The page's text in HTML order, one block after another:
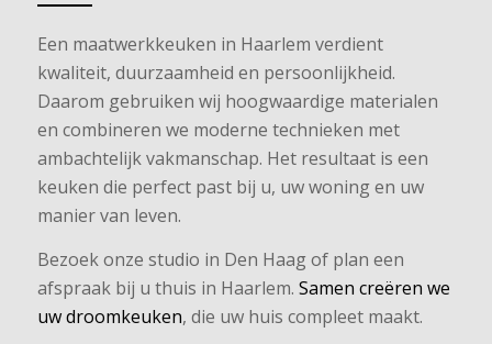
Een maatwerkkeuken in Haarlem verdient
kwaliteit, duurzaamheid en persoonlijkheid.
Daarom gebruiken wij hoogwaardige materialen
en combineren we moderne technieken met
ambachtelijk vakmanschap. Het resultaat is een
keuken die perfect past bij u, uw woning en uw
manier van leven.
Bezoek onze studio in Den Haag of plan een
afspraak bij u thuis in Haarlem. Samen creëren we
uw droomkeuken, die uw huis compleet maakt.